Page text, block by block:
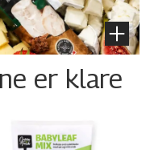
er klare